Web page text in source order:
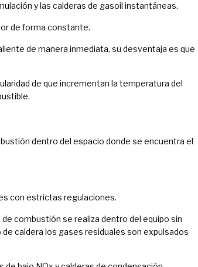
y las calderas de gasoil instantáneas.
de forma constante.
de manera inmediata, su desventaja es que
de que incrementan la temperatura del
dentro del espacio donde se encuentra el
con estrictas regulaciones.
combustión se realiza dentro del equipo sin
caldera los gases residuales son expulsados